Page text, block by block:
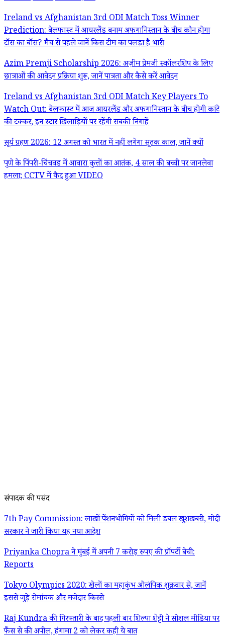
Ireland vs Afghanistan 3rd ODI Match Toss Winner
Prediction: बेलफास्ट में आयरलैंड बनाम अफगानिस्तान के बीच कौन होगा
टॉस का बॉस? मैच से पहले जानें किस टीम का पलड़ा है भारी
Azim Premji Scholarship 2026: अज़ीम प्रेमजी स्कॉलरशिप के लिए
छात्राओं की आवेदन प्रक्रिया शुरू, जानें पात्रता और कैसे करें आवेदन
Ireland vs Afghanistan 3rd ODI Match Key Players To
Watch Out: बेलफास्ट में आज आयरलैंड और अफगानिस्तान के बीच होगी कांटे
की टक्कर, इन स्टार खिलाड़ियों पर रहेंगी सबकी निगाहें
सूर्य ग्रहण 2026: 12 अगस्त को भारत में नहीं लगेगा सूतक काल, जानें क्यों
पुणे के पिंपरी-चिंचवड में आवारा कुत्तों का आतंक, 4 साल की बच्ची पर जानलेवा
हमला; CCTV में कैद हुआ VIDEO
संपादक की पसंद
7th Pay Commission: लाखों पेंशनभोगियों को मिली डबल खुशखबरी, मोदी
सरकार ने जारी किया यह नया आदेश
Priyanka Chopra ने मुंबई में अपनी 7 करोड़ रुपए की प्रॉपर्टी बेची:
Reports
Tokyo Olympics 2020: खेलों का महाकुंभ ओलंपिक शुक्रवार से, जानें
इससे जुड़े रोमांचक और मजेदार किस्से
Raj Kundra की गिरफ्तारी के बाद पहली बार शिल्पा शेट्टी ने सोशल मीडिया पर
फैंस से की अपील, हंगामा 2 को लेकर कही ये बात